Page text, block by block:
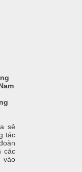
sẻ
tác
các
vào